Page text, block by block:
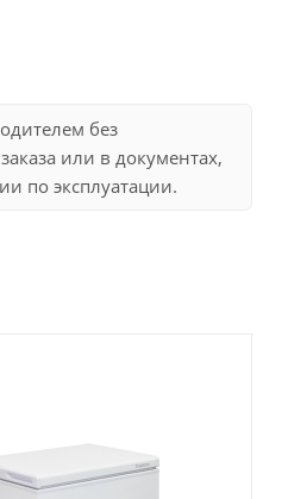
без
или в документах,
по эксплуатации.